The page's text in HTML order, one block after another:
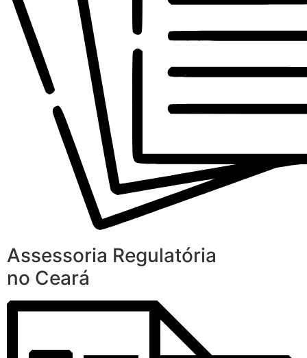
Assessoria Regulatória
no Ceará